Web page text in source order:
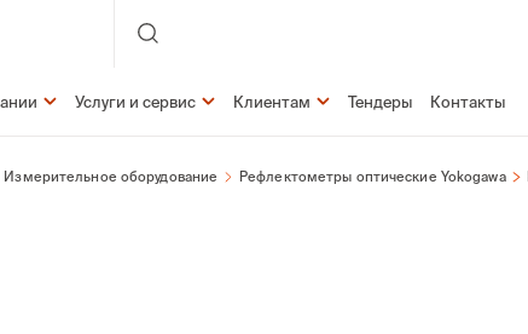
Услуги и сервис Клиентам Тендеры Контакты
Измерительное оборудование Рефлектометры оптические Yokogawa